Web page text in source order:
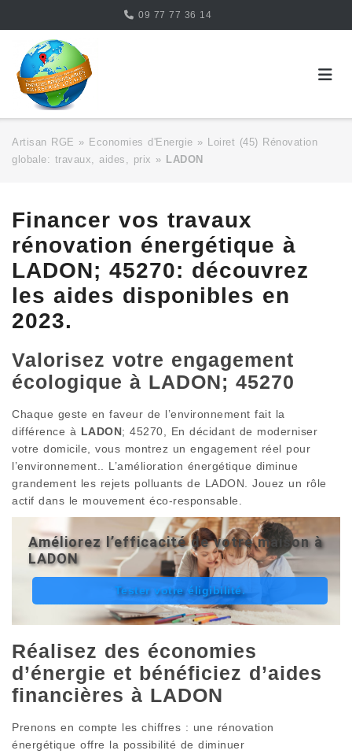
content
09 77 77 36 14
Artisan RGE » Economies d'Energie »
Loiret (45) Rénovation
globale: travaux, aides, prix » LADON
Financer vos travaux
rénovation énergétique à
LADON; 45270: découvrez
les aides disponibles en
2023.
Valorisez votre engagement
écologique à LADON; 45270
Chaque geste en faveur de l’environnement fait la
différence à LADON; 45270, En décidant de moderniser
votre domicile, vous montrez un engagement réel pour
l’environnement.. L’amélioration énergétique diminue
grandement les rejets polluants de LADON. Jouez un rôle
actif dans le mouvement éco-responsable.
Améliorez l’efficacité de votre maison à
LADON
Tester votre éligibilité.
Réalisez des économies
d’énergie et bénéficiez d’aides
financières à LADON
Prenons en compte les chiffres : une rénovation
énergétique offre la possibilité de diminuer